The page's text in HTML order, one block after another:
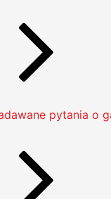
pytania o